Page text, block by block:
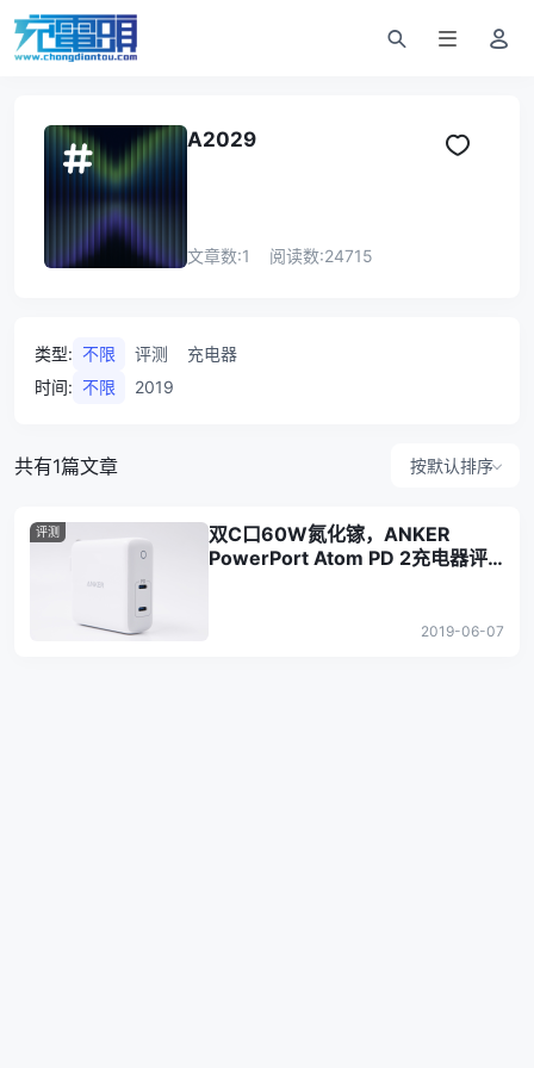
A2029
文章数:1 阅读数:24715
类型: 不限 评测
充电器
时间: 不限 2019
共有1篇文章 按默认排序
评测
双C口60W氮化镓，ANKER
PowerPort Atom PD 2充电器评
2019-06-07